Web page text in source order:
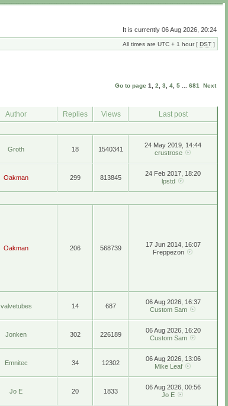
It is currently 06 Aug 2026, 20:24
All times are UTC + 1 hour [ DST ]
Go to page 1 2 3 4 5 681 Next
Author Replies Views Last post
Groth 18 1540341
24 May 2019, 14:44
crustrose
Oakman 299 813845
24 Feb 2017, 18:20
lpstd
Oakman 206 568739
17 Jun 2014, 16:07
Freppezon
valvetubes 14 687
06 Aug 2026, 16:37
Custom Sam
Jonken 302 226189
06 Aug 2026, 16:20
Custom Sam
Emnitec 34 12302
06 Aug 2026, 13:06
Mike Leaf
Jo E 20 1833
06 Aug 2026, 00:56
Jo E